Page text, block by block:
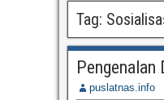
Tag:
Pengenalan
puslatnas.info